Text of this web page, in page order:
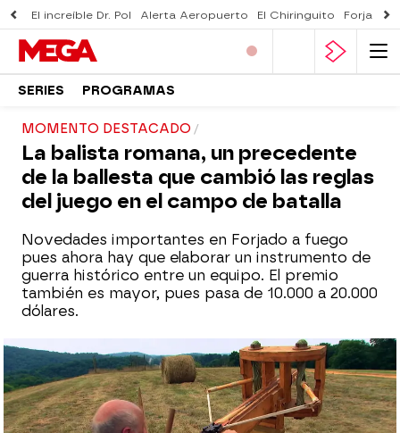
El increíble Dr. Pol Alerta Aeropuerto El Chiringuito Forjado
SERIES PROGRAMAS
MOMENTO DESTACADO
La balista romana, un precedente
de la ballesta que cambió las reglas
del juego en el campo de batalla
Novedades importantes en Forjado a fuego
pues ahora hay que elaborar un instrumento de
guerra histórico entre un equipo. El premio
también es mayor, pues pasa de 10.000 a 20.000
dólares.